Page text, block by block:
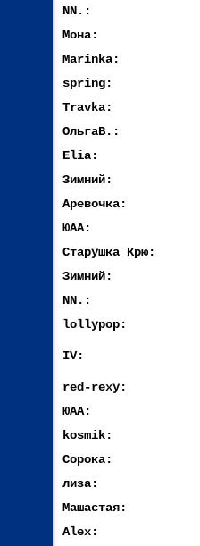
NN.:
Мона:
Marinka:
spring:
Travka:
ОльгаВ.:
Elia:
Зимний:
Аревочка:
ЮАА:
Старушка Крю:
Зимний:
NN.:
lollypop:
IV:
red-rexy:
ЮАА:
kosmik:
Сорока:
лиза:
Машастая:
Alex: